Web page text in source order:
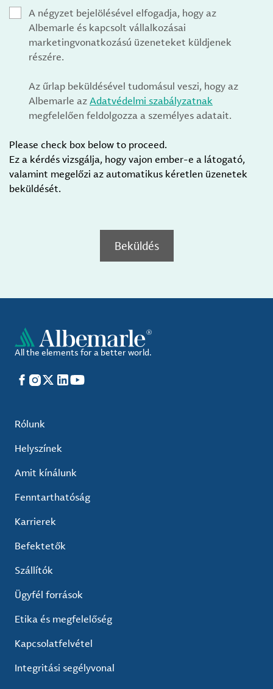
A négyzet bejelölésével elfogadja, hogy az
Albemarle és kapcsolt vállalkozásai
marketingvonatkozású üzeneteket küldjenek
részére.
Az űrlap beküldésével tudomásul veszi, hogy az
Albemarle azAdatvédelmi szabályzatnak
megfelelően feldolgozza a személyes adatait.
Please check box below to proceed.
Ez a kérdés vizsgálja, hogy vajon ember-e a látogató,
valamint megelőzi az automatikus kéretlen üzenetek
beküldését.
Beküldés
All the elements for a better world.
Facebook
Instagram
X LinkedIn
YouTube
Rólunk
Helyszínek
Amit kínálunk
Fenntarthatóság
Karrierek
Befektetők
Szállítók
Ügyfél források
Etika és megfelelőség
Kapcsolatfelvétel
Integritási segélyvonal